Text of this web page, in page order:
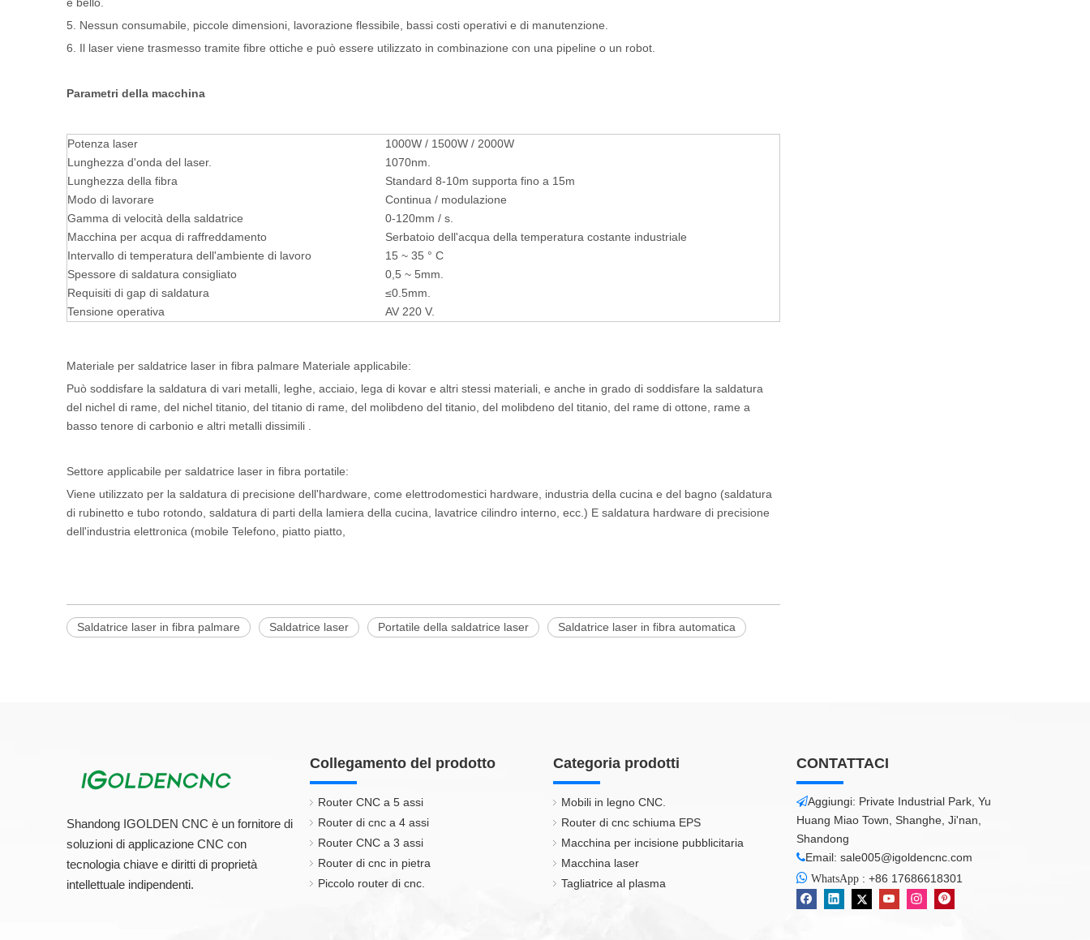
5. Nessun consumabile, piccole dimensioni, lavorazione flessibile, bassi costi operativi e di manutenzione.
6. Il laser viene trasmesso tramite fibre ottiche e può essere utilizzato in combinazione con una pipeline o un robot.
Parametri della macchina
Potenza laser
1000W / 1500W / 2000W
Lunghezza d'onda del laser.
1070nm.
Lunghezza della fibra
Standard 8-10m supporta fino a 15m
Modo di lavorare
Continua / modulazione
Gamma di velocità della saldatrice
0-120mm / s.
Macchina per acqua di raffreddamento
Serbatoio dell'acqua della temperatura costante industriale
Intervallo di temperatura dell'ambiente di lavoro
15 ~ 35 ° C
Spessore di saldatura consigliato
0,5 ~ 5mm.
Requisiti di gap di saldatura
≤0.5mm.
Tensione operativa
AV 220 V.
Materiale per saldatrice laser in fibra palmare Materiale applicabile:
Può soddisfare la saldatura di vari metalli, leghe, acciaio, lega di kovar e altri stessi materiali, e anche in grado di soddisfare la saldatura
del nichel di rame, del nichel titanio, del titanio di rame, del molibdeno del titanio, del molibdeno del titanio, del rame di ottone, rame a
basso tenore di carbonio e altri metalli dissimili .
Settore applicabile per saldatrice laser in fibra portatile:
Viene utilizzato per la saldatura di precisione dell'hardware, come elettrodomestici hardware, industria della cucina e del bagno (saldatura
di rubinetto e tubo rotondo, saldatura di parti della lamiera della cucina, lavatrice cilindro interno, ecc.) E saldatura hardware di precisione
dell'industria elettronica (mobile Telefono, piatto piatto,
Saldatrice laser in fibra palmare Saldatrice laser Portatile della saldatrice laser Saldatrice laser in fibra automatica
Shandong IGOLDEN CNC è un fornitore di
soluzioni di applicazione CNC con
tecnologia chiave e diritti di proprietà
intellettuale indipendenti.
Collegamento del prodotto
Router CNC a 5 assi
Router di cnc a 4 assi
Router CNC a 3 assi
Router di cnc in pietra
Piccolo router di cnc.
Categoria prodotti
Mobili in legno CNC.
Router di cnc schiuma EPS
Macchina per incisione pubblicitaria
Macchina laser
Tagliatrice al plasma
CONTATTACI
Aggiungi: Private Industrial Park, Yu
Huang Miao Town, Shanghe, Ji'nan,
Shandong
Email: sale005@igoldencnc.com
 WhatsApp : +86 17686618301